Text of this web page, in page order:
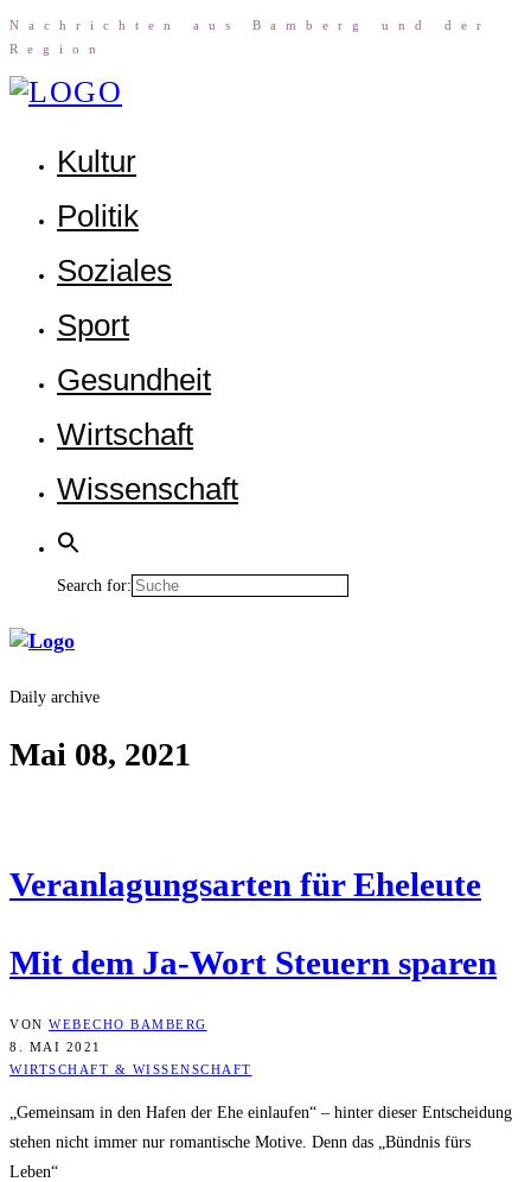
Nach­rich­ten aus Bam­berg und der
Region
Kul­tur
Poli­tik
Sozia­les
Sport
Gesund­heit
Wirt­schaft
Wis­sen­schaft
Search for:
Daily archive
Mai 08, 2021
Ver­an­la­gungs­ar­ten für Eheleute
Mit dem Ja-Wort Steu­ern sparen
VON WEBECHO BAMBERG
8. MAI 2021
WIRTSCHAFT & WISSENSCHAFT
„Gemeinsam in den Hafen der Ehe einlaufen“ – hinter dieser Entscheidung
stehen nicht immer nur romantische Motive. Denn das „Bündnis fürs
Leben“